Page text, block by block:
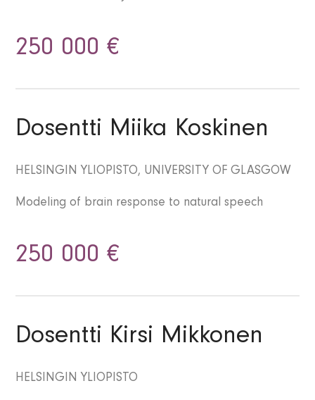
250 000 €
Dosentti Miika Koskinen
HELSINGIN YLIOPISTO, UNIVERSITY OF GLASGOW
Modeling of brain response to natural speech
250 000 €
Dosentti Kirsi Mikkonen
HELSINGIN YLIOPISTO